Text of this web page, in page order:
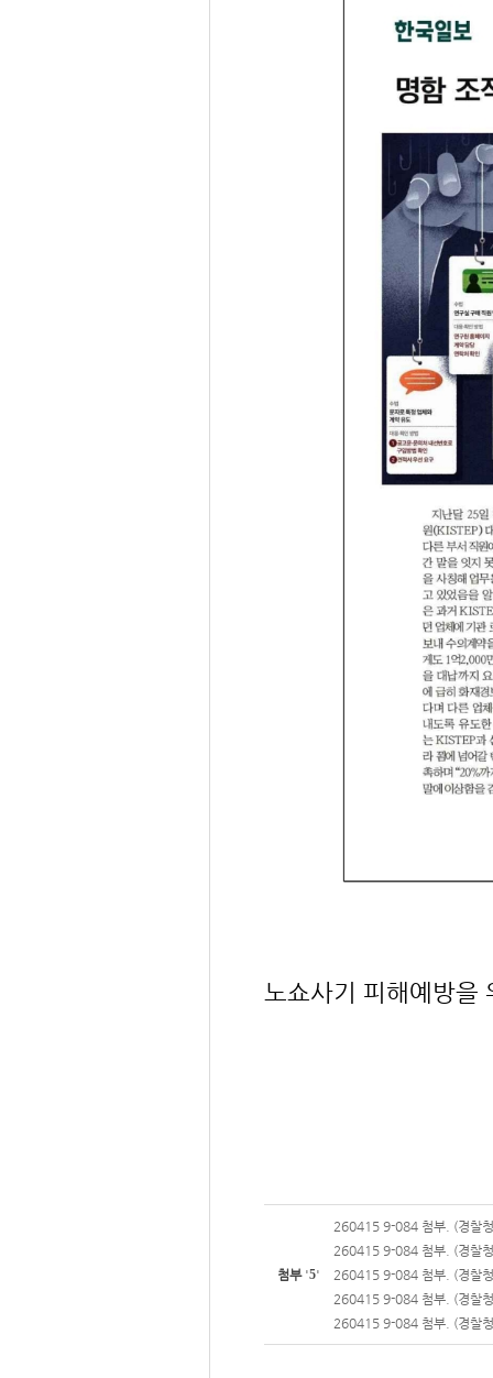
노쇼사기 피해예방을
첨부 '5'
260415 9-084 첨부. (경찰
260415 9-084 첨부. (경찰
260415 9-084 첨부. (경찰
260415 9-084 첨부. (경찰
260415 9-084 첨부. (경찰